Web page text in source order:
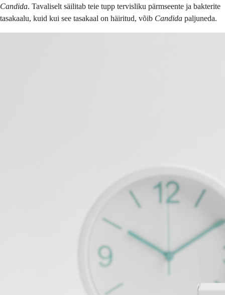
Candida. Tavaliselt säilitab teie tupp tervisliku pärmseente ja bakterite
tasakaalu, kuid kui see tasakaal on häiritud, võib Candida paljuneda.